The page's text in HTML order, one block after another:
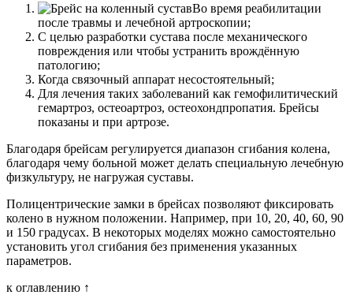
Во время реабилитации
после травмы и лечебной артроскопии;
С целью разработки сустава после механического
повреждения или чтобы устранить врождённую
патологию;
Когда связочный аппарат несостоятельный;
Для лечения таких заболеваний как гемофилитический
гемартроз, остеоартроз, остеохондпропатия. Брейсы
показаны и при артрозе.
Благодаря брейсам регулируется диапазон сгибания колена,
благодаря чему больной может делать специальную лечебную
физкультуру, не нагружая суставы.
Полицентрические замки в брейсах позволяют фиксировать
колено в нужном положении. Например, при 10, 20, 40, 60, 90
и 150 градусах. В некоторых моделях можно самостоятельно
установить угол сгибания без применения указанных
параметров.
к оглавлению ↑